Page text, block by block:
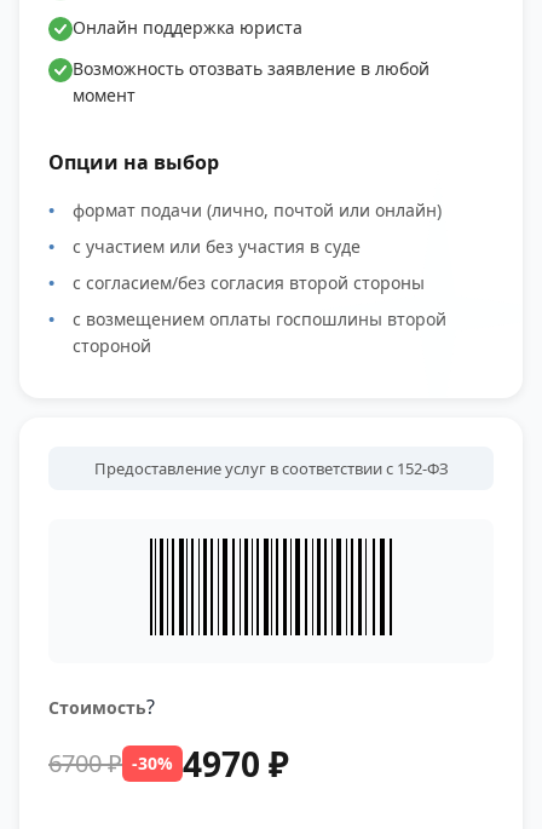
Онлайн поддержка юриста
Возможность отозвать заявление в любой
момент
Опции на выбор
формат подачи (лично, почтой или онлайн)
с участием или без участия в суде
с согласием/без согласия второй стороны
с возмещением оплаты госпошлины второй
стороной
Предоставление услуг в соответствии с 152-ФЗ
Стоимость?
6700 ₽ -30% 4970 ₽